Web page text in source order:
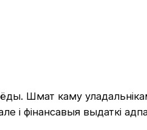
Шмат каму
і фінансавыя выдаткі